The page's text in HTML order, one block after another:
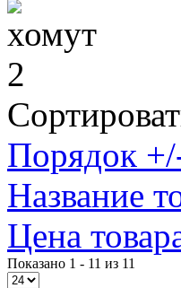
Порядок
Название
Цена
Показано 1 - 11 из 11